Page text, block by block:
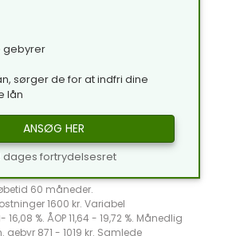
gebyrer
sørger de for at indfri dine
lån
ANSØG HER
dages fortrydelsesret
60 måneder.
1600 kr. Variabel
%. ÅOP 11,64 - 19,72 %. Månedlig
871 - 1019 kr. Samlede